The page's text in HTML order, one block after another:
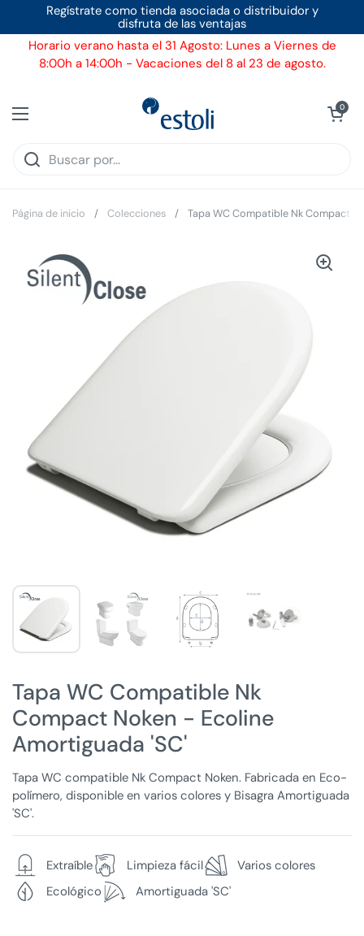
Ir al contenidoRegístrate como tienda asociada o distribuidor y
disfruta de las ventajas
Horario verano hasta el 31 Agosto: Lunes a Viernes de
8:00h a 14:00h - Vacaciones del 8 al 23 de agosto.
Abrir menú
Ver carrito
0
Página de inicio / Colecciones / Tapa WC Compatible Nk Compact
Tapa WC Compatible Nk
Compact Noken - Ecoline
Amortiguada 'SC'
Tapa WC compatible Nk Compact Noken. Fabricada en Eco-
polímero, disponible en varios colores y Bisagra Amortiguada
'SC'.
Extraíble Limpieza fácil
Varios colores
Ecológico
Amortiguada 'SC'